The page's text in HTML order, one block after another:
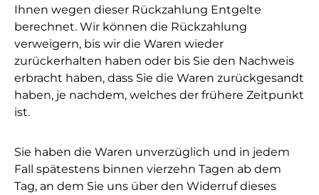
Ihnen wegen dieser Rückzahlung Entgelte
berechnet. Wir können die Rückzahlung
verweigern, bis wir die Waren wieder
zurückerhalten haben oder bis Sie den Nachweis
erbracht haben, dass Sie die Waren zurückgesandt
haben, je nachdem, welches der frühere Zeitpunkt
ist.
Sie haben die Waren unverzüglich und in jedem
Fall spätestens binnen vierzehn Tagen ab dem
Tag, an dem Sie uns über den Widerruf dieses